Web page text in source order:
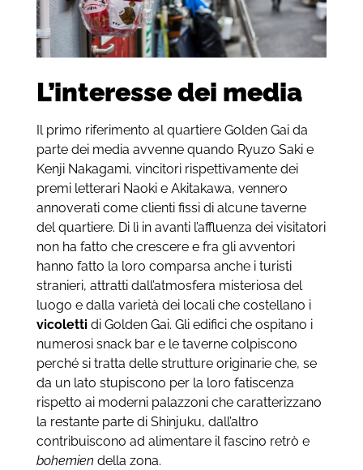
L’interesse dei media
Il primo riferimento al quartiere Golden Gai da
parte dei media avvenne quando Ryuzo Saki e
Kenji Nakagami, vincitori rispettivamente dei
premi letterari Naoki e Akitakawa, vennero
annoverati come clienti fissi di alcune taverne
del quartiere. Di lì in avanti l’affluenza dei visitatori
non ha fatto che crescere e fra gli avventori
hanno fatto la loro comparsa anche i turisti
stranieri, attratti dall’atmosfera misteriosa del
luogo e dalla varietà dei locali che costellano i
vicolettidi Golden Gai. Gli edifici che ospitano i
numerosi snack bar e le taverne colpiscono
perché si tratta delle strutture originarie che, se
da un lato stupiscono per la loro fatiscenza
rispetto ai moderni palazzoni che caratterizzano
la restante parte di Shinjuku, dall’altro
contribuiscono ad alimentare il fascino retrò e
bohemien della zona.